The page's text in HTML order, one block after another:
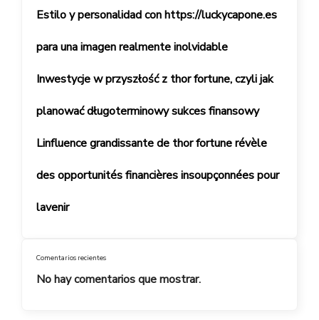
Estilo y personalidad con https://luckycapone.es
para una imagen realmente inolvidable
Inwestycje w przyszłość z thor fortune, czyli jak
planować długoterminowy sukces finansowy
Linfluence grandissante de thor fortune révèle
des opportunités financières insoupçonnées pour
lavenir
Comentarios recientes
No hay comentarios que mostrar.